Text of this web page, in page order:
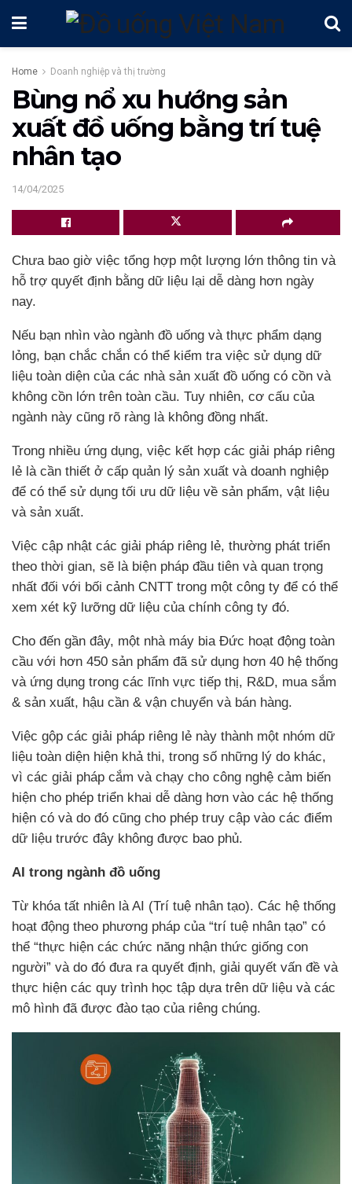
Home Doanh nghiệp và thị trường
Bùng nổ xu hướng sản
xuất đồ uống bằng trí tuệ
nhân tạo
14/04/2025
Chưa bao giờ việc tổng hợp một lượng lớn thông tin và
hỗ trợ quyết định bằng dữ liệu lại dễ dàng hơn ngày
nay.
Nếu bạn nhìn vào ngành đồ uống và thực phẩm dạng
lỏng, bạn chắc chắn có thể kiểm tra việc sử dụng dữ
liệu toàn diện của các nhà sản xuất đồ uống có cồn và
không cồn lớn trên toàn cầu. Tuy nhiên, cơ cấu của
ngành này cũng rõ ràng là không đồng nhất.
Trong nhiều ứng dụng, việc kết hợp các giải pháp riêng
lẻ là cần thiết ở cấp quản lý sản xuất và doanh nghiệp
để có thể sử dụng tối ưu dữ liệu về sản phẩm, vật liệu
và sản xuất.
Việc cập nhật các giải pháp riêng lẻ, thường phát triển
theo thời gian, sẽ là biện pháp đầu tiên và quan trọng
nhất đối với bối cảnh CNTT trong một công ty để có thể
xem xét kỹ lưỡng dữ liệu của chính công ty đó.
Cho đến gần đây, một nhà máy bia Đức hoạt động toàn
cầu với hơn 450 sản phẩm đã sử dụng hơn 40 hệ thống
và ứng dụng trong các lĩnh vực tiếp thị, R&D, mua sắm
& sản xuất, hậu cần & vận chuyển và bán hàng.
Việc gộp các giải pháp riêng lẻ này thành một nhóm dữ
liệu toàn diện hiện khả thi, trong số những lý do khác,
vì các giải pháp cắm và chạy cho công nghệ cảm biến
hiện cho phép triển khai dễ dàng hơn vào các hệ thống
hiện có và do đó cũng cho phép truy cập vào các điểm
dữ liệu trước đây không được bao phủ.
AI trong ngành đồ uống
Từ khóa tất nhiên là AI (Trí tuệ nhân tạo). Các hệ thống
hoạt động theo phương pháp của “trí tuệ nhân tạo” có
thể “thực hiện các chức năng nhận thức giống con
người” và do đó đưa ra quyết định, giải quyết vấn đề và
thực hiện các quy trình học tập dựa trên dữ liệu và các
mô hình đã được đào tạo của riêng chúng.